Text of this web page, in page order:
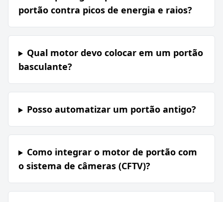
portão contra picos de energia e raios?
Qual motor devo colocar em um portão
basculante?
Posso automatizar um portão antigo?
Como integrar o motor de portão com
o sistema de câmeras (CFTV)?